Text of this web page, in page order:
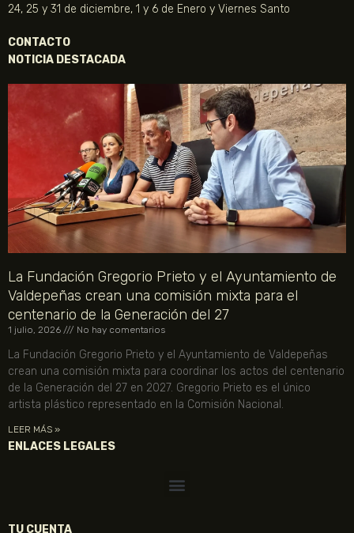
24, 25 y 31 de diciembre, 1 y 6 de Enero y Viernes Santo
CONTACTO
NOTICIA DESTACADA
La Fundación Gregorio Prieto y el Ayuntamiento de
Valdepeñas crean una comisión mixta para el
centenario de la Generación del 27
1 julio, 2026 No hay comentarios
La Fundación Gregorio Prieto y el Ayuntamiento de Valdepeñas
crean una comisión mixta para coordinar los actos del centenario
de la Generación del 27 en 2027. Gregorio Prieto es el único
artista plástico representado en la Comisión Nacional.
LEER MÁS »
ENLACES LEGALES
TU CUENTA